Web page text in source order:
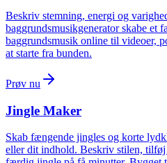
Beskriv stemning, energi og
baggrundsmusikgenerator skabe
baggrundsmusik online til videoer,
at starte fra bunden.
Prøv nu
Jingle Maker
Skab fængende jingles og korte
eller dit indhold. Beskriv stilen,